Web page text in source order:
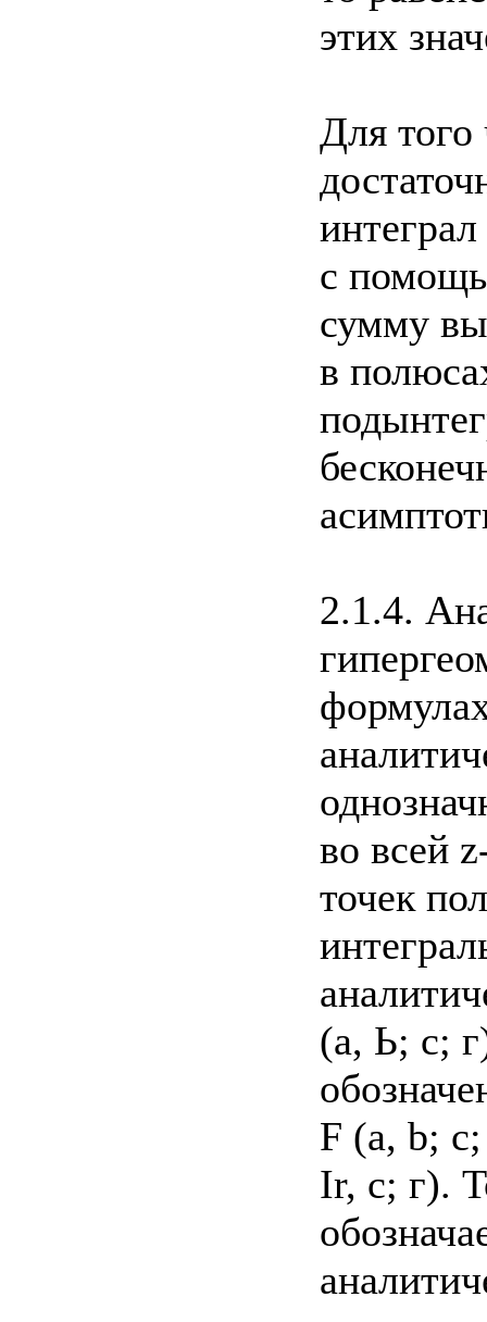
этих
Для того
с
сумму
в
2.1.4.
во всей
точек
(а, Ь; с;
F (a, b;
Ir, с; г).